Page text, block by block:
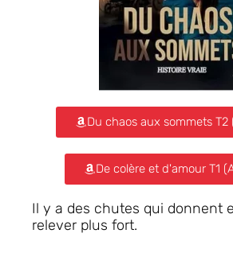
Du chaos aux sommets T2
De colère et d'amour T1
Il y a des chutes qui donnent
relever plus fort.